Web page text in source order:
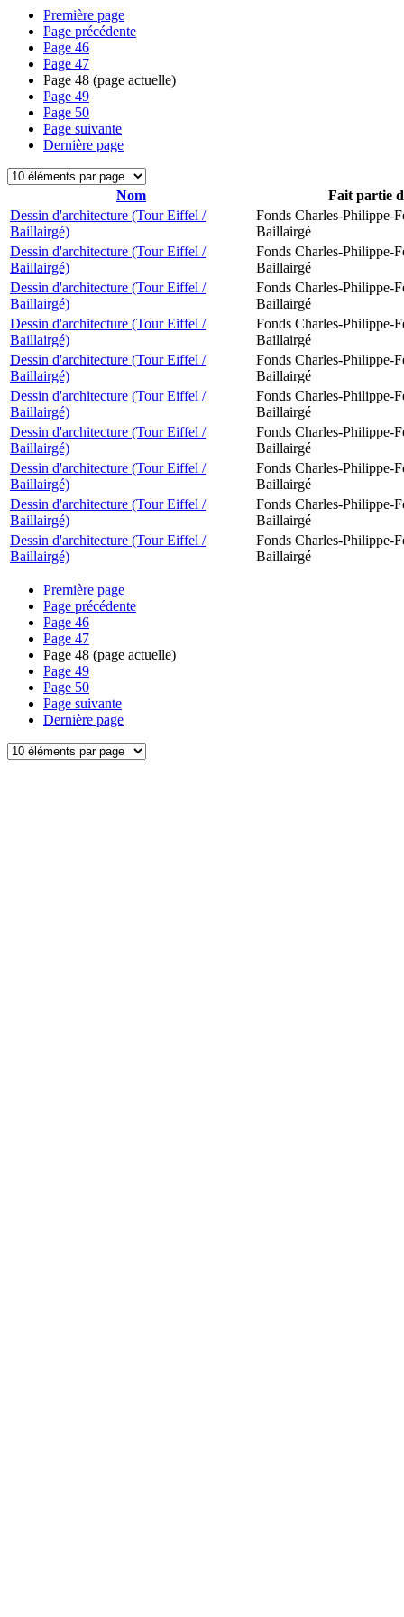
Première page
Page précédente
Page 46
Page 47
Page 48 (page actuelle)
Page 49
Page 50
Page suivante
Dernière page
Nom
Fait partie
Dessin d'architecture (Tour Eiffel /
Baillairgé)
Fonds Charles-Philippe-
Baillairgé
Dessin d'architecture (Tour Eiffel /
Baillairgé)
Fonds Charles-Philippe-
Baillairgé
Dessin d'architecture (Tour Eiffel /
Baillairgé)
Fonds Charles-Philippe-
Baillairgé
Dessin d'architecture (Tour Eiffel /
Baillairgé)
Fonds Charles-Philippe-
Baillairgé
Dessin d'architecture (Tour Eiffel /
Baillairgé)
Fonds Charles-Philippe-
Baillairgé
Dessin d'architecture (Tour Eiffel /
Baillairgé)
Fonds Charles-Philippe-
Baillairgé
Dessin d'architecture (Tour Eiffel /
Baillairgé)
Fonds Charles-Philippe-
Baillairgé
Dessin d'architecture (Tour Eiffel /
Baillairgé)
Fonds Charles-Philippe-
Baillairgé
Dessin d'architecture (Tour Eiffel /
Baillairgé)
Fonds Charles-Philippe-
Baillairgé
Dessin d'architecture (Tour Eiffel /
Baillairgé)
Fonds Charles-Philippe-
Baillairgé
Première page
Page précédente
Page 46
Page 47
Page 48 (page actuelle)
Page 49
Page 50
Page suivante
Dernière page